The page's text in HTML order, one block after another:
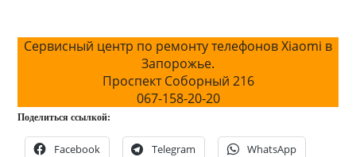
Сервисный центр по ремонту телефонов Xiaomi в
Запорожье.
Проспект Соборный 216
067-158-20-20
Поделиться ссылкой:
Facebook Telegram WhatsApp